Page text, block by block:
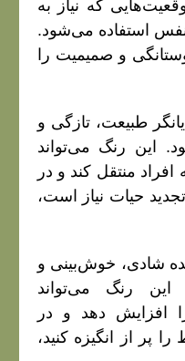
که نیاز به
نفس استفاده می‌شود.
و صمیمیت را
طبیعت، تازگی و
این رنگ می‌تواند
منتقل کند و در
حیات نیاز است،
شادی، خوش‌بینی و
رنگ می‌تواند
افزایش دهد و در
پر از انگیزه کنید،